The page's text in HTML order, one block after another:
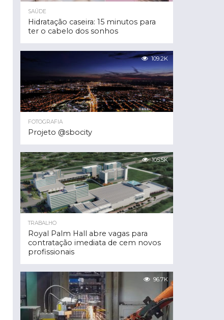
SAÚDE
Hidratação caseira: 15 minutos para
ter o cabelo dos sonhos
109.2K
FOTOGRAFIA
Projeto @sbocity
105.5K
TRABALHO
Royal Palm Hall abre vagas para
contratação imediata de cem novos
profissionais
96.7K